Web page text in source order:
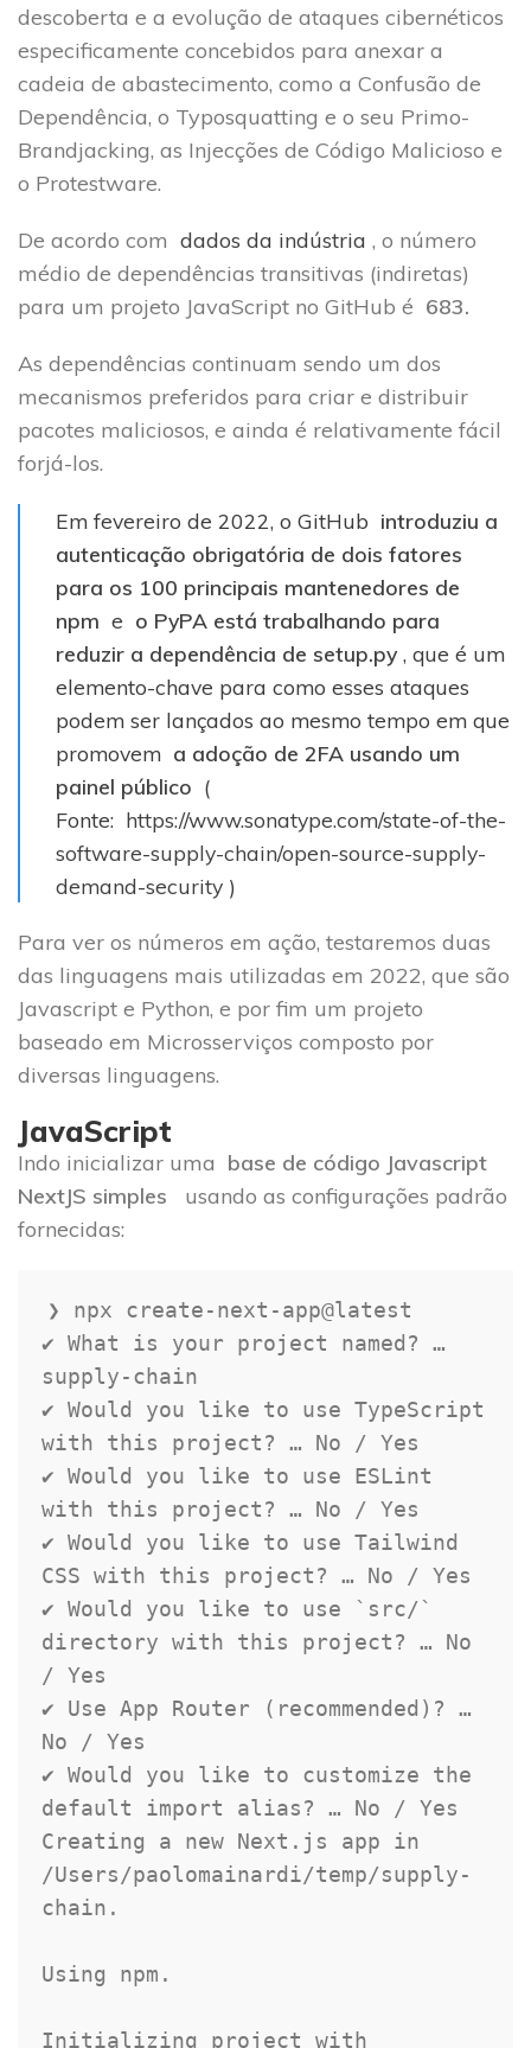
descoberta e a evolução de ataques cibernéticos
especificamente concebidos para anexar a
cadeia de abastecimento, como a Confusão de
Dependência, o Typosquatting e o seu Primo-
Brandjacking, as Injecções de Código Malicioso e
o Protestware.
De acordo com dados da indústria , o número
médio de dependências transitivas (indiretas)
para um projeto JavaScript no GitHub é 683.
As dependências continuam sendo um dos
mecanismos preferidos para criar e distribuir
pacotes maliciosos, e ainda é relativamente fácil
forjá-los.
Em fevereiro de 2022, o GitHub introduziu a
autenticação obrigatória de dois fatores
para os 100 principais mantenedores de
npm e o PyPA está trabalhando para
reduzir a dependência de setup.py, que é um
elemento-chave para como esses ataques
podem ser lançados ao mesmo tempo em que
promovem a adoção de 2FA usando um
painel público (
Fonte: https://www.sonatype.com/state-of-the-
software-supply-chain/open-source-supply-
demand-security )
Para ver os números em ação, testaremos duas
das linguagens mais utilizadas em 2022, que são
Javascript e Python, e por fim um projeto
baseado em Microsserviços composto por
diversas linguagens.
JavaScript
Indo inicializar uma base de código Javascript
NextJS simples
usando as configurações padrão
fornecidas:
❯ npx create-next -app@latest
✔ What is your project named ? …
supply-chain
with
this project? … No / Yes
with
this project? … No / Yes
CSS with this project? … No / Yes
✔ Would you like to use
` src/`
directory with this project?
/ Yes
✔ Use App Router ( recommended ) ? …
No / Yes
default
import alias? … No / Yes
Creating a new Next . js app in
/Users/paolomainardi/temp/supply-
chain .
Using npm .
Initializing project with